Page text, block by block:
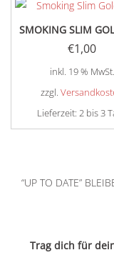
SMOKING SLIM
€1,00
inkl. 19 % MwSt.
zzgl.
Lieferzeit: 2 bis 3
“UP TO DATE”
Trag dich für